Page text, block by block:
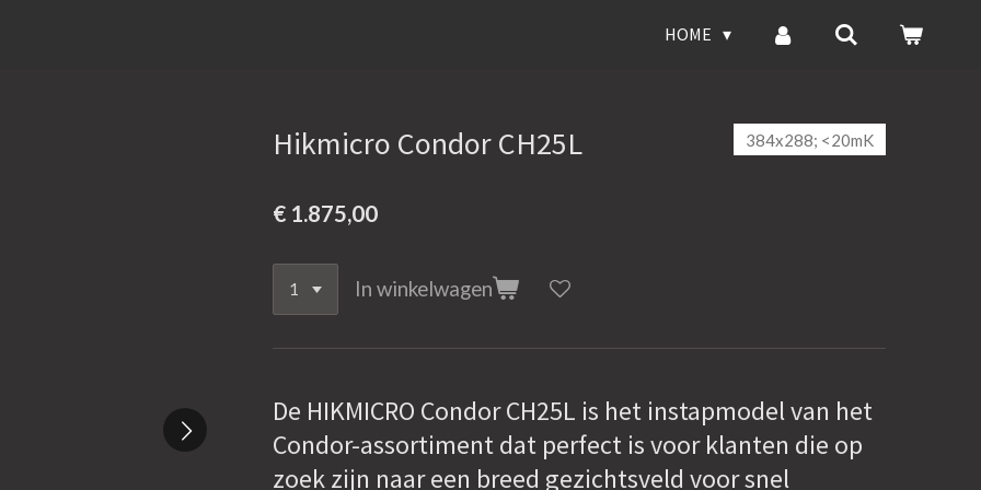
HOME
Hikmicro Condor CH25L 384x288; <20mK
€ 1.875,00
In winkelwagen
De HIKMICRO Condor CH25L is het instapmodel van het
Condor-assortiment dat perfect is voor klanten die op
zoek zijn naar een breed gezichtsveld voor snel